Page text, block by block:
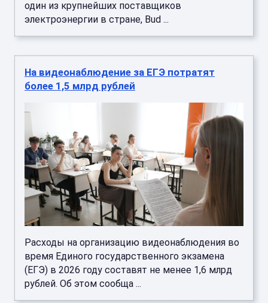
один из крупнейших поставщиков
электроэнергии в стране, Bud ...
На видеонаблюдение за ЕГЭ потратят
более 1,5 млрд рублей
Расходы на организацию видеонаблюдения во
время Единого государственного экзамена
(ЕГЭ) в 2026 году составят не менее 1,6 млрд
рублей. Об этом сообща ...